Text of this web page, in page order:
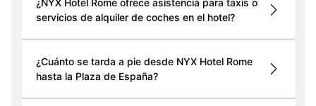
¿NYX Hotel Rome ofrece asistencia para taxis o
servicios de alquiler de coches en el hotel?
¿Cuánto se tarda a pie desde NYX Hotel Rome
hasta la Plaza de España?